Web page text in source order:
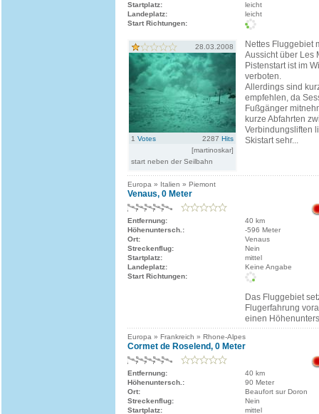
Startplatz:
leicht
Landeplatz:
leicht
Start Richtungen:
28.03.2008
1 Votes 2287 Hits
[martinoskar]
start neben der Seilbahn
Nettes Fluggebiet
Aussicht über Les
Pistenstart ist im
verboten.
Allerdings sind
empfehlen, da
Fußgänger
kurze Abfahrten
Verbindungsliften
Skistart sehr...
Europa » Italien » Piemont
Venaus, 0 Meter
Entfernung:
40 km
Höhenuntersch.:
-596 Meter
Ort:
Venaus
Streckenflug:
Nein
Startplatz:
mittel
Landeplatz:
Keine Angabe
Start Richtungen:
Das Fluggebiet
Flugerfahrung
einen
Europa » Frankreich » Rhone-Alpes
Cormet de Roselend, 0 Meter
Entfernung:
40 km
Höhenuntersch.:
90 Meter
Ort:
Beaufort sur Doron
Streckenflug:
Nein
Startplatz:
mittel